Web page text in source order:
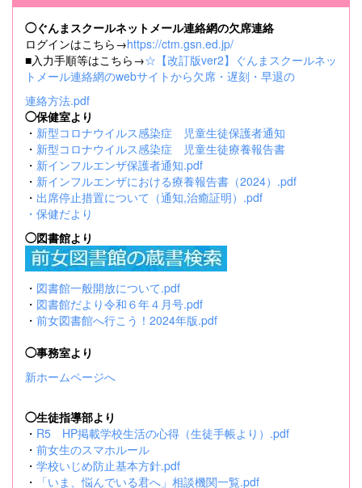
◯ぐんまスクールネットメール連絡網の欠席連絡
ログインはこちら→https://ctm.gsn.ed.jp/
■入力手順等はこちら→☆【改訂版ver2】ぐんまスクールネッ
トメール連絡網のwebサイトから欠席・遅刻・早退の
連絡方法.pdf
◯保健室より
・ 新型コロナウイルス感染症 児童生徒保護者通知
・ 新型コロナウイルス感染症 児童生徒療養報告書
・ 新インフルエンザ保護者通知.pdf
・ 新インフルエンザにおける療養報告書（2024）.pdf
・ 出席停止措置について（通知,治癒証明）.pdf
・ 保健だより
◯図書館より
・ 図書館一般開放について.pdf
・ 図書館だより令和６年４月号.pdf
・ 前女図書館へ行こう！2024年版.pdf
◯事務室より
新ホームページへ
◯生徒指導部より
・ R5 HP掲載学校生活の心得（生徒手帳より）.pdf
・ 前女生のスマホルール
・ 学校いじめ防止基本方針.pdf
・
「いま、悩んでいる君へ」相談機関一覧.pdf